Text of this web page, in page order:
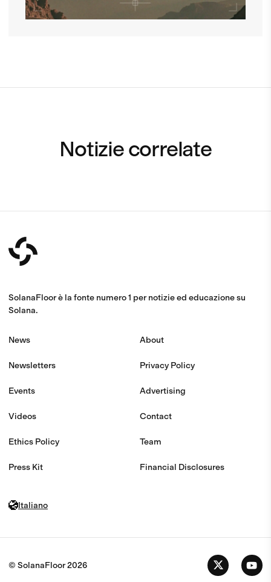
Notizie correlate
SolanaFloor è la fonte numero 1 per notizie ed educazione su
Solana.
News
Newsletters
Events
Videos
Ethics Policy
Press Kit
About
Privacy Policy
Advertising
Contact
Team
Financial Disclosures
Italiano
© SolanaFloor2026